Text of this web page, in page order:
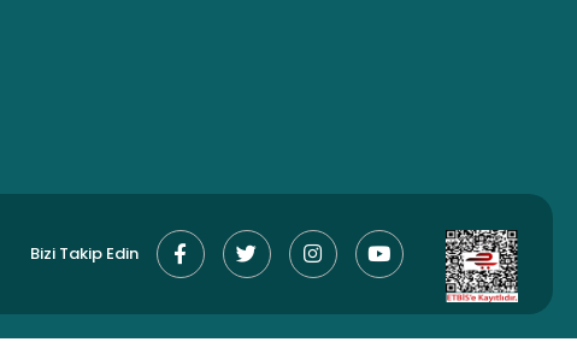
Bizi Takip Edin